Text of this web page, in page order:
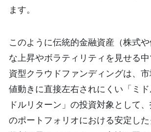
ます。
このように伝統的金融資産（株式
な上昇やボラティリティを見せる
資型クラウドファンディングは、
値動きに直接左右されにくい「ミド
ドルリターン」の投資対象として
のポートフォリオにおける安定し